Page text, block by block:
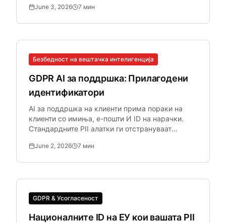
стандардните алатки за лични податоци ги
June 3, 2026 7 мин
Безбедност на вештачка интелигенција
GDPR AI за поддршка: Прилагодени
идентификатори
AI за поддршка на клиенти прима пораки на
клиенти со имиња, е-пошти И ID на нарачки.
Стандардните PII алатки ги отстрануваат
нарачките нетакнати.
June 2, 2026 7 мин
GDPR & Усогласеност
Националните ID на ЕУ кои вашата PII